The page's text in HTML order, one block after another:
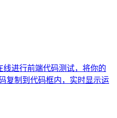
进行前端代码测试，将你的
复制到代码框内，实时显示运